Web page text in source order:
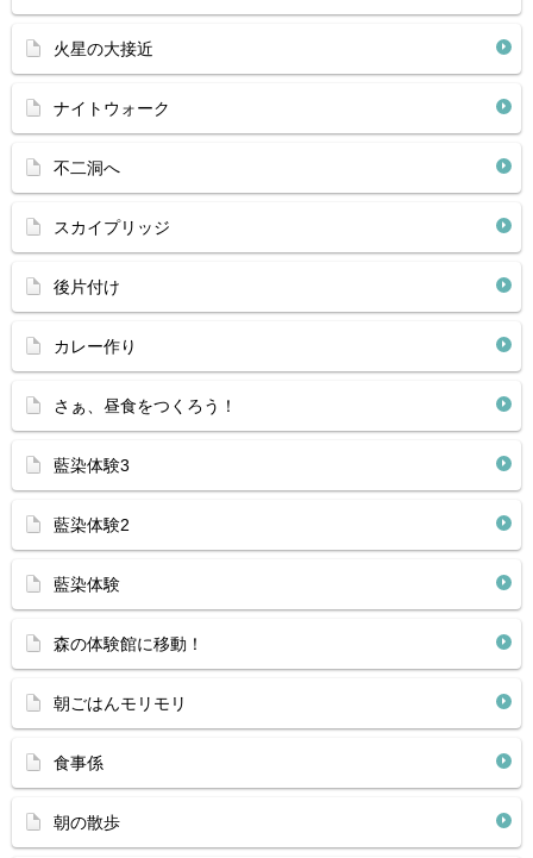
火星の大接近
ナイトウォーク
不二洞へ
スカイプリッジ
後片付け
カレー作り
さぁ、昼食をつくろう！
藍染体験3
藍染体験2
藍染体験
森の体験館に移動！
朝ごはんモリモリ
食事係
朝の散歩